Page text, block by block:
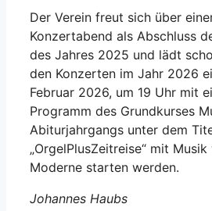
Der Verein freut sich über
Konzertabend als Abschluss
des Jahres 2025 und lädt
den Konzerten im Jahr 2026
Februar 2026, um 19 Uhr mit
Programm des Grundkurses
Abiturjahrgangs unter dem
„OrgelPlusZeitreise“ mit
Moderne starten werden.
Johannes Haubs